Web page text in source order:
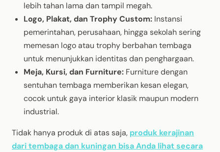
lebih tahan lama dan tampil megah.
Logo, Plakat, dan Trophy Custom: Instansi
pemerintahan, perusahaan, hingga sekolah sering
memesan logo atau trophy berbahan tembaga
untuk menunjukkan identitas dan penghargaan.
Meja, Kursi, dan Furniture: Furniture dengan
sentuhan tembaga memberikan kesan elegan,
cocok untuk gaya interior klasik maupun modern
industrial.
Tidak hanya produk di atas saja, produk kerajinan
dari tembaga dan kuningan bisa Anda lihat secara